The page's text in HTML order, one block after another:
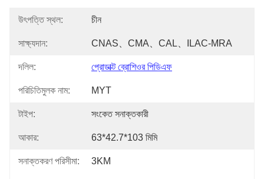
উৎপত্তি স্থল: চীন
সাক্ষ্যদান: CNAS、CMA、CAL、ILAC-MRA
দলিল: প্রোডাক্ট ব্রোশিওর পিডিএফ
পরিচিতিমুলক নাম: MYT
টাইপ: সংকেত সনাক্তকারী
আকার: 63*42.7*103 মিমি
সনাক্তকরণ পরিসীমা: 3KM